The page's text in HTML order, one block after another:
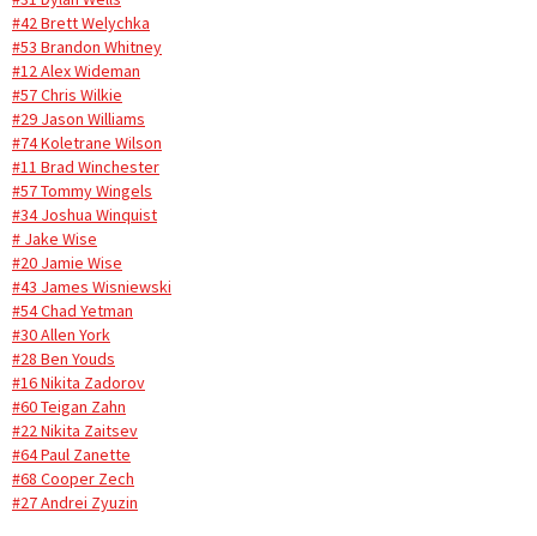
#42 Brett Welychka
#53 Brandon Whitney
#12 Alex Wideman
#57 Chris Wilkie
#29 Jason Williams
#74 Koletrane Wilson
#11 Brad Winchester
#57 Tommy Wingels
#34 Joshua Winquist
# Jake Wise
#20 Jamie Wise
#43 James Wisniewski
#54 Chad Yetman
#30 Allen York
#28 Ben Youds
#16 Nikita Zadorov
#60 Teigan Zahn
#22 Nikita Zaitsev
#64 Paul Zanette
#68 Cooper Zech
#27 Andrei Zyuzin